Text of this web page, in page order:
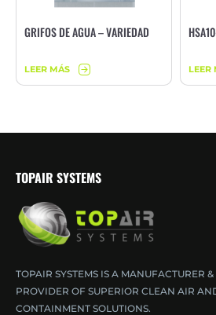
GRIFOS DE AGUA – VARIEDAD
LEER MÁS LEER
TOPAIR SYSTEMS
TOPAIR SYSTEMS IS A MANUFACTURER &
PROVIDER OF SUPERIOR CLEAN AIR
CONTAINMENT SOLUTIONS.